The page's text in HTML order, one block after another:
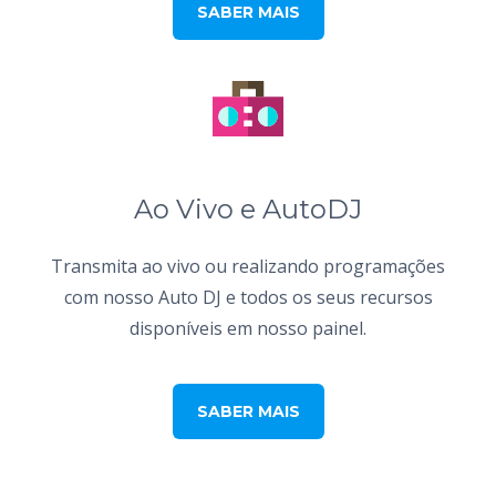
SABER MAIS
Ao Vivo e AutoDJ
Transmita ao vivo ou realizando programações
com nosso Auto DJ e todos os seus recursos
disponíveis em nosso painel.
SABER MAIS